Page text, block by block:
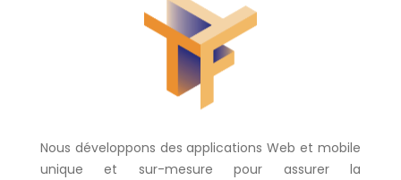
Nous développons des applications Web et mobile
unique et sur-mesure pour assurer la